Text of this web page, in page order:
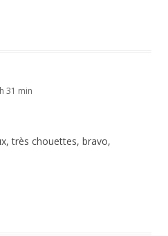
31 min
très chouettes, bravo,